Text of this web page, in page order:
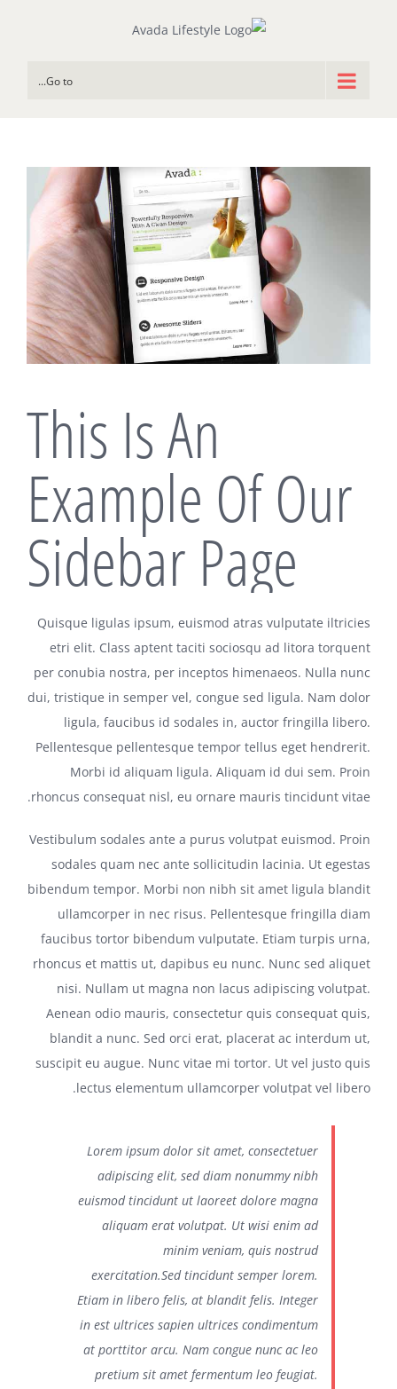
Go to...
This Is An
Example Of Our
Sidebar Page
Quisque ligulas ipsum, euismod atras vulputate iltricies
etri elit. Class aptent taciti sociosqu ad litora torquent
per conubia nostra, per inceptos himenaeos. Nulla nunc
dui, tristique in semper vel, congue sed ligula. Nam dolor
ligula, faucibus id sodales in, auctor fringilla libero.
Pellentesque pellentesque tempor tellus eget hendrerit.
Morbi id aliquam ligula. Aliquam id dui sem. Proin
rhoncus consequat nisl, eu ornare mauris tincidunt vitae.
Vestibulum sodales ante a purus volutpat euismod. Proin
sodales quam nec ante sollicitudin lacinia. Ut egestas
bibendum tempor. Morbi non nibh sit amet ligula blandit
ullamcorper in nec risus. Pellentesque fringilla diam
faucibus tortor bibendum vulputate. Etiam turpis urna,
rhoncus et mattis ut, dapibus eu nunc. Nunc sed aliquet
nisi. Nullam ut magna non lacus adipiscing volutpat.
Aenean odio mauris, consectetur quis consequat quis,
blandit a nunc. Sed orci erat, placerat ac interdum ut,
suscipit eu augue. Nunc vitae mi tortor. Ut vel justo quis
lectus elementum ullamcorper volutpat vel libero.
Lorem ipsum dolor sit amet, consectetuer
adipiscing elit, sed diam nonummy nibh
euismod tincidunt ut laoreet dolore magna
aliquam erat volutpat. Ut wisi enim ad
minim veniam, quis nostrud
exercitation.Sed tincidunt semper lorem.
Etiam in libero felis, at blandit felis. Integer
in est ultrices sapien ultrices condimentum
at porttitor arcu. Nam congue nunc ac leo
pretium sit amet fermentum leo feugiat.